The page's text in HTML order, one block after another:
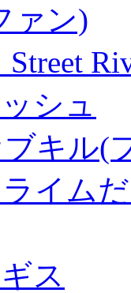
ァン)
シュ
キル(
イム
ス